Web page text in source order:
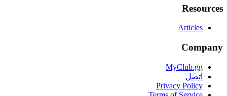
Resources
Articles
Company
MyClub.gg
اتصل
Privacy Policy